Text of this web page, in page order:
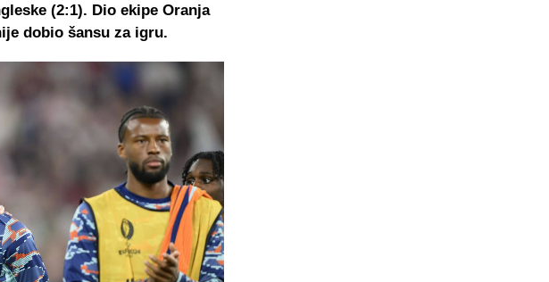
(2:1). Dio ekipe Oranja
dobio šansu za igru.